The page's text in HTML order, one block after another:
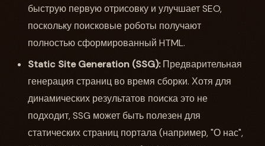
быструю первую отрисовку и улучшает SEO,
поскольку поисковые роботы получают
полностью сформированный HTML.
Static Site Generation (SSG):Предварительная
генерация страниц во время сборки. Хотя для
динамических результатов поиска это не
подходит, SSG может быть полезен для
статических страниц портала (например, "О нас",